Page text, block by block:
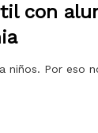
con
Por eso